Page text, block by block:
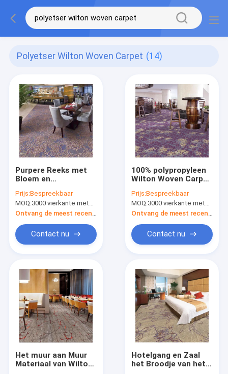
Polyetser Wilton Woven Carpet (14)
Purpere Reeks met
Bloem en
Wilton Woven Carpet
Prijs:Bespreekbaar
MOQ:3000 vierkante meter per ontwerp
Contact nu
100% polypropyleen
Wilton Woven Carpet
Klantenontwerp
Prijs:Bespreekbaar
MOQ:3000 vierkante meter per ontwerp
Contact nu
Het muur aan Muur
Materiaal van Wilton
Hotelgang en Zaal
het Broodje van het